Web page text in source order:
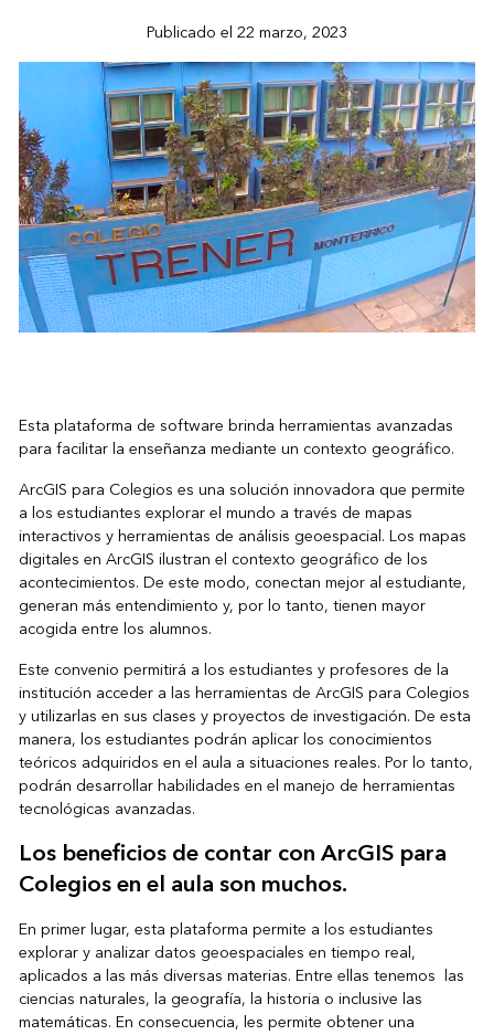
Publicado el 22 marzo, 2023
Esta plataforma de software brinda herramientas avanzadas
para facilitar la enseñanza mediante un contexto geográfico.
ArcGIS para Colegios es una solución innovadora que permite
a los estudiantes explorar el mundo a través de mapas
interactivos y herramientas de análisis geoespacial. Los mapas
digitales en ArcGIS ilustran el contexto geográfico de los
acontecimientos. De este modo, conectan mejor al estudiante,
generan más entendimiento y, por lo tanto, tienen mayor
acogida entre los alumnos.
Este convenio permitirá a los estudiantes y profesores de la
institución acceder a las herramientas de ArcGIS para Colegios
y utilizarlas en sus clases y proyectos de investigación. De esta
manera, los estudiantes podrán aplicar los conocimientos
teóricos adquiridos en el aula a situaciones reales. Por lo tanto,
podrán desarrollar habilidades en el manejo de herramientas
tecnológicas avanzadas.
Los beneficios de contar con ArcGIS para
Colegios en el aula son muchos.
En primer lugar, esta plataforma permite a los estudiantes
explorar y analizar datos geoespaciales en tiempo real,
aplicados a las más diversas materias. Entre ellas tenemos las
ciencias naturales, la geografía, la historia o inclusive las
matemáticas. En consecuencia, les permite obtener una